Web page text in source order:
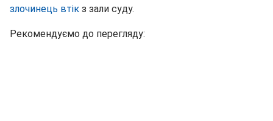
злочинець втік з зали суду.
Рекомендуємо до перегляду: